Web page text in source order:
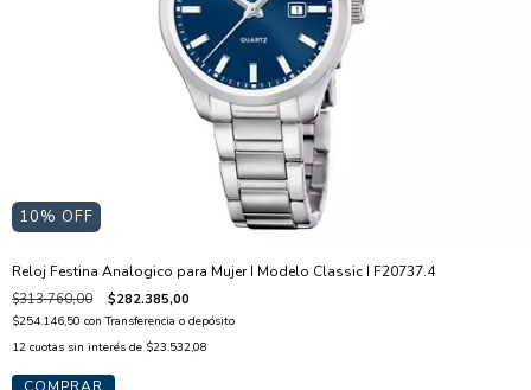
10% OFF
Reloj Festina Analogico para Mujer I Modelo Classic I F20737.4
$313.760,00 $282.385,00
$254.146,50 con Transferencia o depósito
12 cuotas sin interés de $23.532,08